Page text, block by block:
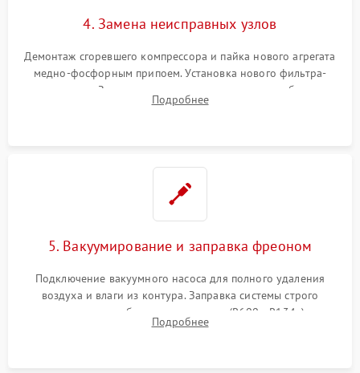
4. Замена неисправных узлов
Демонтаж сгоревшего компрессора и пайка нового агрегата
медно-фосфорным припоем. Установка нового фильтра-
осушителя. Замена изношенных вентиляторов обдува,
сломанных заслонок или поврежденных дверных петель.
Подробнее
5. Вакуумирование и заправка фреоном
Подключение вакуумного насоса для полного удаления
воздуха и влаги из контура. Заправка системы строго
дозированным объемом хладагента (R600a, R134a) по
электронным весам. Контроль рабочего давления в системе.
Подробнее